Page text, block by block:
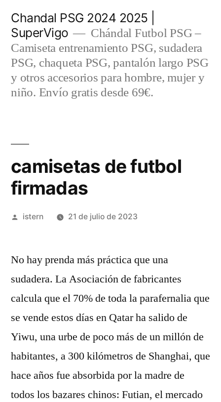
contenido
Chandal PSG 2024 2025 |
SuperVigo
Chándal Futbol PSG –
Camiseta entrenamiento PSG, sudadera
PSG, chaqueta PSG, pantalón largo PSG
y otros accesorios para hombre, mujer y
niño. Envío gratis desde 69€.
camisetas de futbol
firmadas
Publicado
istern 21 de julio de 2023
No hay prenda más práctica que una
sudadera. La Asociación de fabricantes
calcula que el 70% de toda la parafernalia que
se vende estos días en Qatar ha salido de
Yiwu, una urbe de poco más de un millón de
habitantes, a 300 kilómetros de Shanghai, que
hace años fue absorbida por la madre de
todos los bazares chinos: Futian, el mercado